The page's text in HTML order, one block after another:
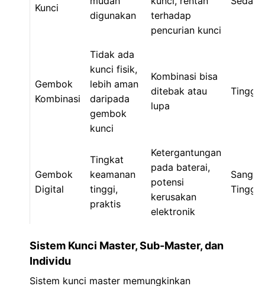
Kunci
digunakan
terhadap
pencurian kunci
Gembok
Kombinasi
Tidak ada
kunci fisik,
lebih aman
daripada
gembok
kunci
Kombinasi bisa
ditebak atau
lupa
Tinggi
Gembok
Digital
Tingkat
keamanan
tinggi,
praktis
Ketergantungan
pada baterai,
potensi
kerusakan
elektronik
Sangat
Tinggi
Sistem Kunci Master, Sub-Master, dan
Individu
Sistem kunci master memungkinkan